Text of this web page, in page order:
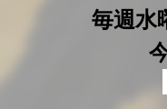
毎週水